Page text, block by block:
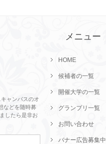
ャンパスのオ
などを随時募
したら是非お
メニュー
HOME
候補者の一覧
開催大学の一覧
グランプリ一覧
お問い合わせ
バナー広告募集中